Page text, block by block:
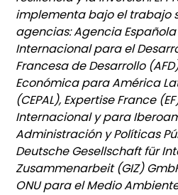
implementa bajo el trabajo
agencias: Agencia
Internacional para el
Francesa de Desarrollo
Económica para América
(CEPAL), Expertise France
Internacional y para
Administración y Políticas
Deutsche Gesellschaft für
Zusammenarbeit (GIZ)
ONU para el Medio